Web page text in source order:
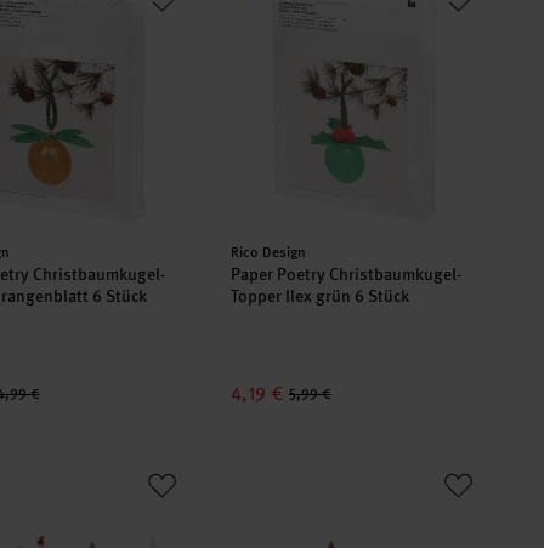
Christbaumkugel-
6 Stück
€
Hersteller:
Rico Design
Paper Poetry Christbaumkugel-
Topper Ilex grün 6 Stück
4,19 € 5,99 €
weiß-neonpink 6 Stück